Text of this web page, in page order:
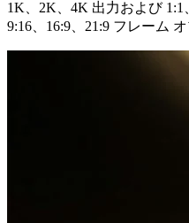
1K、2K、4K 出力および 1:1
9:16、16:9、21:9 フレーム